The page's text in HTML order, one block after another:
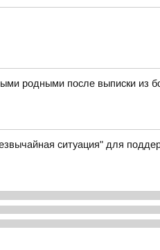
родными после выписки из
ситуация" для